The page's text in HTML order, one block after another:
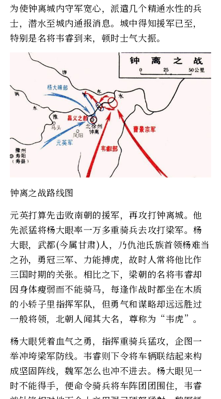
为使钟离城内守军宽心，派遣几个精通水性的兵
士，潜水至城内通报消息。城中得知援军已至，
特别是名将韦睿到来，顿时士气大振。
钟离之战路线图
元英打算先击败南朝的援军，再攻打钟离城。他
先派猛将杨大眼率一万多重骑兵去攻打梁军。杨
大眼，武都(今属甘肃)人，乃仇池氐族首领杨难当
之孙，勇冠三军、力能搏虎，故时人常将他比作
三国时期的关张。相比之下，梁朝的名将韦睿却
因身体瘦弱而不能骑马，每逢作战时都坐在木质
的小轿子里指挥军队，但勇气和谋略却远远胜过
一般将领，北朝人闻其大名，尊称为“韦虎”。
杨大眼凭着血气之勇，指挥重骑兵猛攻，企图一
举冲垮梁军防线。韦睿则下令将车辆联结起来构
成坚固阵线，魏军怎么也冲不进去。杨大眼见一
时不能得手，便命令骑兵将车阵团团围住，韦睿